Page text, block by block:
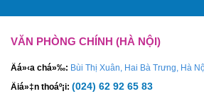
VĂN PHÒNG CHÍNH (HÀ NỘI)
Äá»‹a chá»‰: Bùi Thị Xuân, Hai Bà Trưng, Hà
Äiá»‡n thoáº¡i: (024) 62 92 65 83